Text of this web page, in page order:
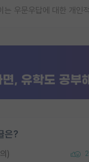
는 우문우답에 대한 개인
은?
)